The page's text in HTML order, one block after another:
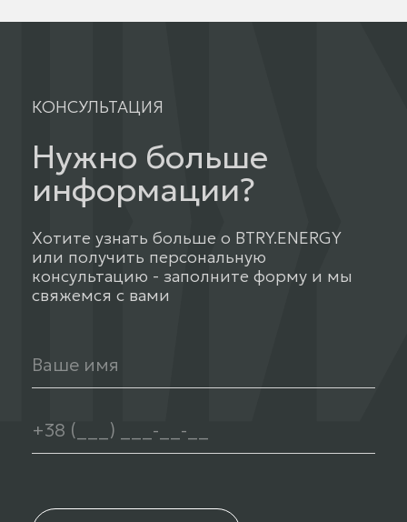
КОНСУЛЬТАЦИЯ
Нужно больше
информации?
Хотите узнать больше о BTRY.ENERGY
или получить персональную
консультацию - заполните форму и мы
свяжемся с вами